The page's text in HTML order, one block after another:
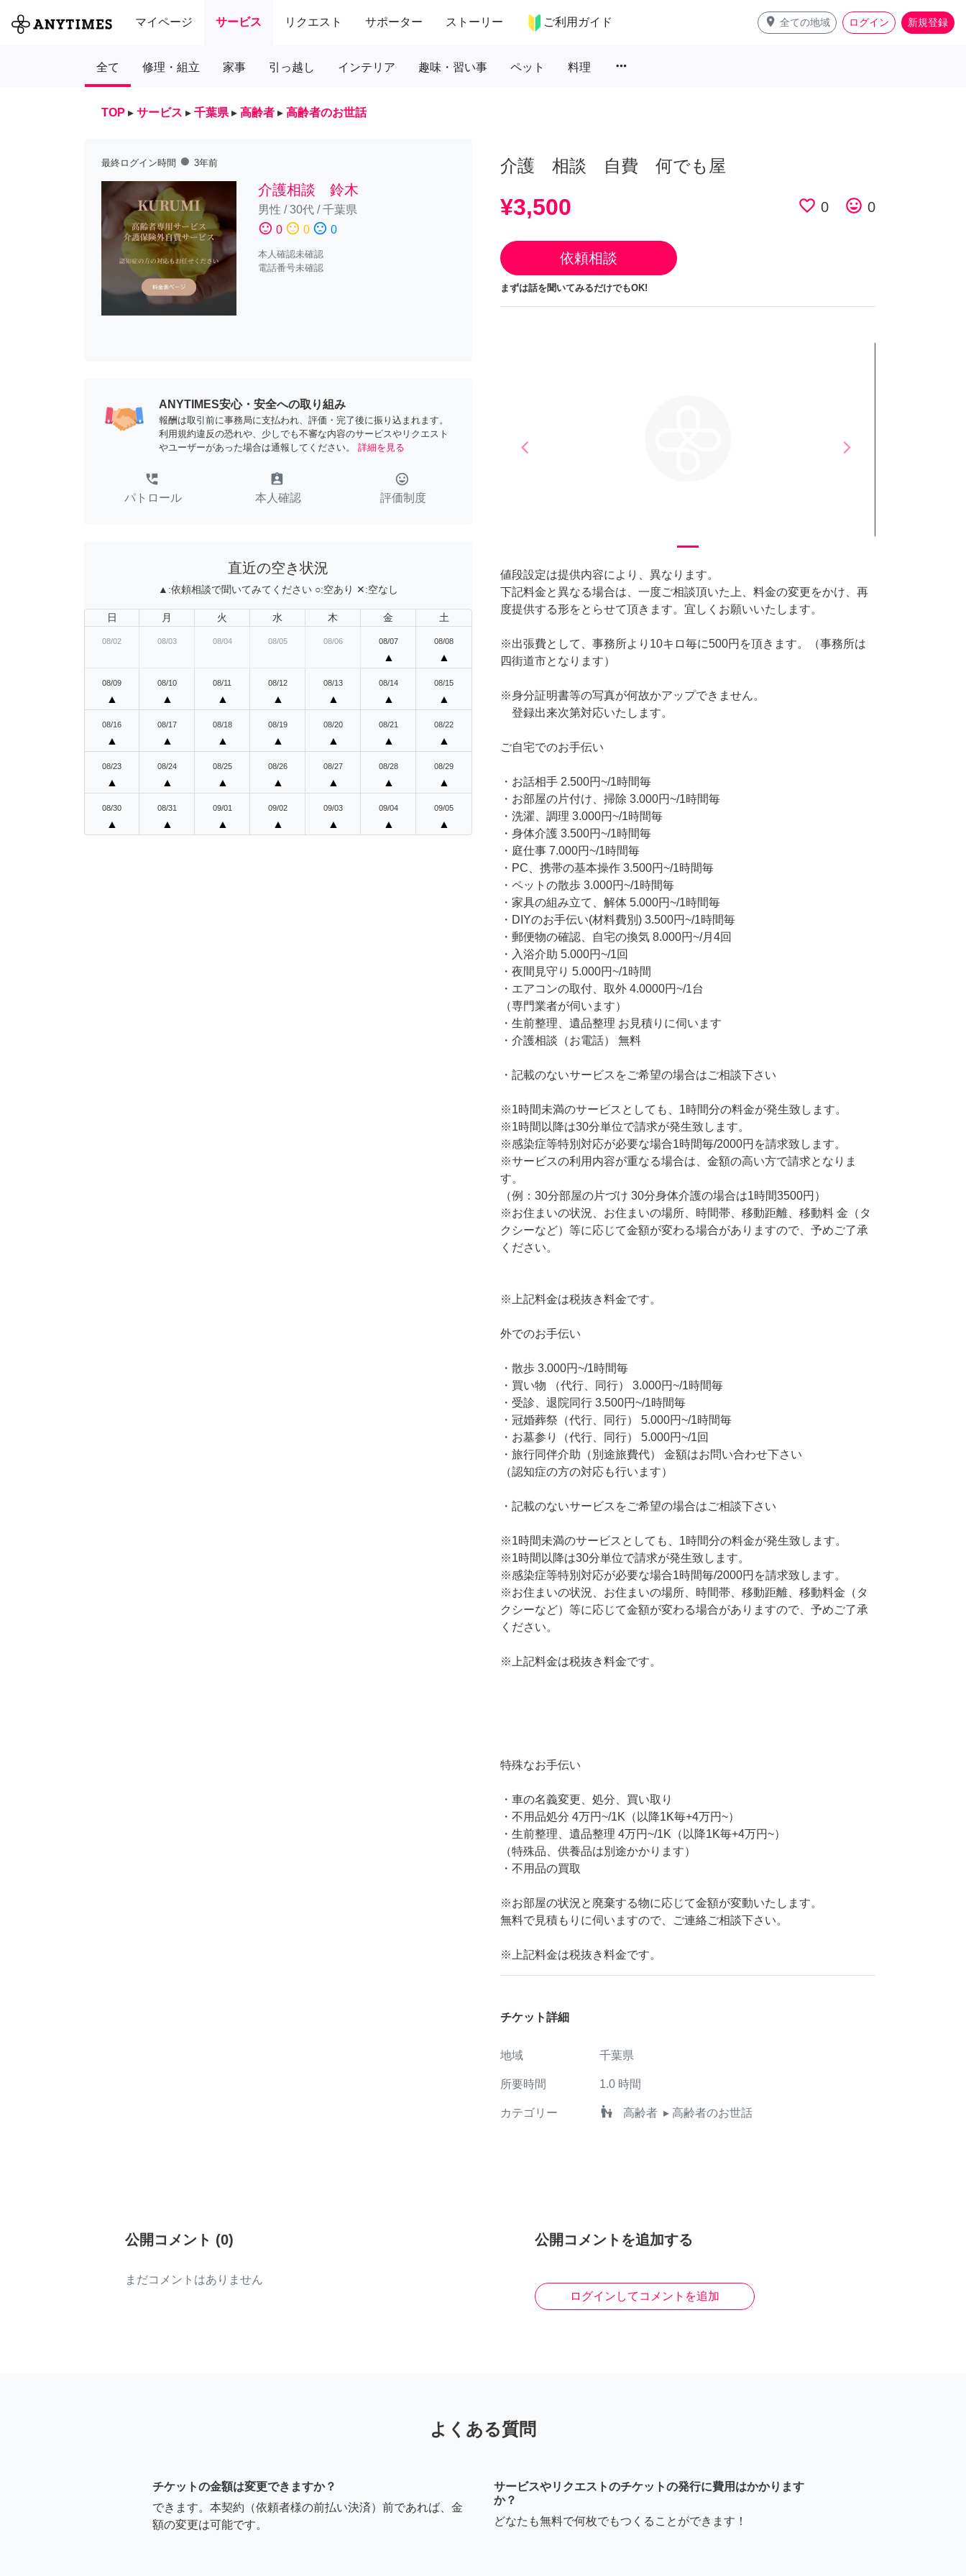
マイページ サービス リクエスト サポーター ストーリー ご利用ガイド place 全ての地域 ログイン 新規登録
全て 修理・組立 家事 引っ越し インテリア 趣味・習い事 ペット 料理 more_horiz
TOP ▸ サービス ▸ 千葉県 ▸ 高齢者 ▸ 高齢者のお世話
最終ログイン時間 fiber_manual_record 3年前
介護相談 鈴木
男性 /30代/千葉県
sentiment_satisfied 0 sentiment_neutral 0 sentiment_dissatisfied 0
本人確認未確認
電話番号未確認
ANYTIMES安心・安全への取り組み
報酬は取引前に事務局に支払われ、評価・完了後に振り込まれます。
利用規約違反の恐れや、少しでも不審な内容のサービスやリクエスト
やユーザーがあった場合は通報してください。
詳細を見る
perm_phone_msg
パトロール
assignment_ind
本人確認
tag_faces
評価制度
直近の空き状況
▲:依頼相談で聞いてみてください ○:空あり ✕:空なし
日 月 火 水 木 金 土
08/02 08/03 08/04 08/05 08/06 08/07
▲
08/08
▲
08/09
▲
08/10
▲
08/11
▲
08/12
▲
08/13
▲
08/14
▲
08/15
▲
08/16
▲
08/17
▲
08/18
▲
08/19
▲
08/20
▲
08/21
▲
08/22
▲
08/23
▲
08/24
▲
08/25
▲
08/26
▲
08/27
▲
08/28
▲
08/29
▲
08/30
▲
08/31
▲
09/01
▲
09/02
▲
09/03
▲
09/04
▲
09/05
▲
介護 相談 自費 何でも屋
¥3,500 favorite_border 0 tag_faces 0
依頼相談
まずは話を聞いてみるだけでもOK!
arrow_back_iosPrevious arrow_forward_iosNext
値段設定は提供内容により、異なります。
下記料金と異なる場合は、一度ご相談頂いた上、料金の変更をかけ、再
度提供する形をとらせて頂きます。宜しくお願いいたします。
※出張費として、事務所より10キロ毎に500円を頂きます。（事務所は
四街道市となります）
※身分証明書等の写真が何故かアップできません。
登録出来次第対応いたします。
ご自宅でのお手伝い
・お話相手 2.500円~/1時間毎
・お部屋の片付け、掃除 3.000円~/1時間毎
・洗濯、調理 3.000円~/1時間毎
・身体介護 3.500円~/1時間毎
・庭仕事 7.000円~/1時間毎
・PC、携帯の基本操作 3.500円~/1時間毎
・ペットの散歩 3.000円~/1時間毎
・家具の組み立て、解体 5.000円~/1時間毎
・DIYのお手伝い(材料費別) 3.500円~/1時間毎
・郵便物の確認、自宅の換気 8.000円~/月4回
・入浴介助 5.000円~/1回
・夜間見守り 5.000円~/1時間
・エアコンの取付、取外 4.0000円~/1台
（専門業者が伺います）
・生前整理、遺品整理 お見積りに伺います
・介護相談（お電話） 無料
・記載のないサービスをご希望の場合はご相談下さい
※1時間未満のサービスとしても、1時間分の料金が発生致します。
※1時間以降は30分単位で請求が発生致します。
※感染症等特別対応が必要な場合1時間毎/2000円を請求致します。
※サービスの利用内容が重なる場合は、金額の高い方で請求となりま
す。
（例：30分部屋の片づけ 30分身体介護の場合は1時間3500円）
※お住まいの状況、お住まいの場所、時間帯、移動距離、移動料 金（タ
クシーなど）等に応じて金額が変わる場合がありますので、予めご了承
ください。
※上記料金は税抜き料金です。
外でのお手伝い
・散歩 3.000円~/1時間毎
・買い物 （代行、同行） 3.000円~/1時間毎
・受診、退院同行 3.500円~/1時間毎
・冠婚葬祭（代行、同行） 5.000円~/1時間毎
・お墓参り（代行、同行） 5.000円~/1回
・旅行同伴介助（別途旅費代） 金額はお問い合わせ下さい
（認知症の方の対応も行います）
・記載のないサービスをご希望の場合はご相談下さい
※1時間未満のサービスとしても、1時間分の料金が発生致します。
※1時間以降は30分単位で請求が発生致します。
※感染症等特別対応が必要な場合1時間毎/2000円を請求致します。
※お住まいの状況、お住まいの場所、時間帯、移動距離、移動料金（タ
クシーなど）等に応じて金額が変わる場合がありますので、予めご了承
ください。
※上記料金は税抜き料金です。
特殊なお手伝い
・車の名義変更、処分、買い取り
・不用品処分 4万円~/1K（以降1K毎+4万円~）
・生前整理、遺品整理 4万円~/1K（以降1K毎+4万円~）
（特殊品、供養品は別途かかります）
・不用品の買取
※お部屋の状況と廃棄する物に応じて金額が変動いたします。
無料で見積もりに伺いますので、ご連絡ご相談下さい。
※上記料金は税抜き料金です。
チケット詳細
地域 千葉県
所要時間 1.0 時間
カテゴリー escalator_warning 高齢者 ▸ 高齢者のお世話
公開コメント (0)
まだコメントはありません
公開コメントを追加する
ログインしてコメントを追加
よくある質問
チケットの金額は変更できますか？
できます。本契約（依頼者様の前払い決済）前であれば、金
額の変更は可能です。
サービスやリクエストのチケットの発行に費用はかかります
か？
どなたも無料で何枚でもつくることができます！